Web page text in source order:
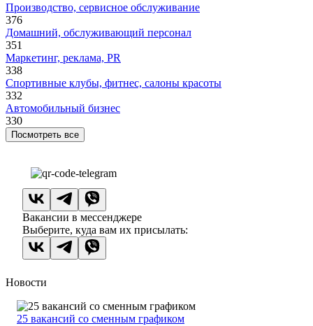
Производство, сервисное обслуживание
376
Домашний, обслуживающий персонал
351
Маркетинг, реклама, PR
338
Спортивные клубы, фитнес, салоны красоты
332
Автомобильный бизнес
330
Посмотреть все
Вакансии в мессенджере
Выберите, куда вам их присылать:
Новости
25 вакансий со сменным графиком